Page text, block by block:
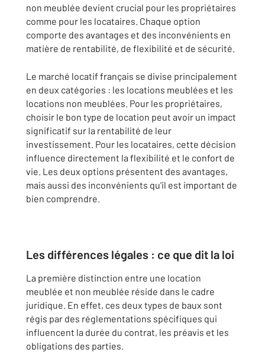
non meublée devient crucial pour les propriétaires
comme pour les locataires. Chaque option
comporte des avantages et des inconvénients en
matière de rentabilité, de flexibilité et de sécurité.
Le marché locatif français se divise principalement
en deux catégories : les locations meublées et les
locations non meublées. Pour les propriétaires,
choisir le bon type de location peut avoir un impact
significatif sur la rentabilité de leur
investissement. Pour les locataires, cette décision
influence directement la flexibilité et le confort de
vie. Les deux options présentent des avantages,
mais aussi des inconvénients qu'il est important de
bien comprendre.
Les différences légales : ce que dit la loi
La première distinction entre une location
meublée et non meublée réside dans le cadre
juridique. En effet, ces deux types de baux sont
régis par des réglementations spécifiques qui
influencent la durée du contrat, les préavis et les
obligations des parties.